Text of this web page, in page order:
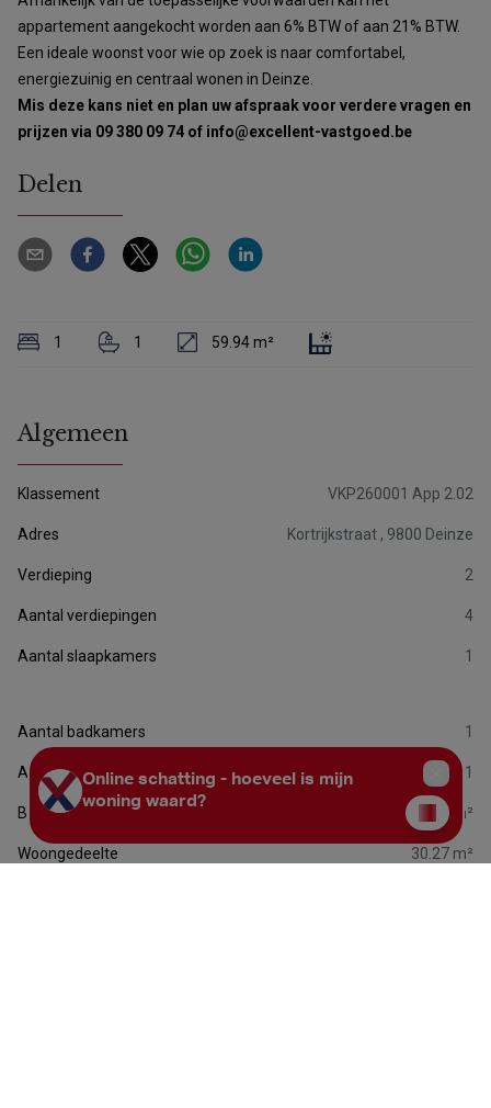
appartement aangekocht worden aan 6% BTW of aan 21% BTW.
Een ideale woonst voor wie op zoek is naar comfortabel,
energiezuinig en centraal wonen in Deinze.
Mis deze kans niet en plan uw afspraak voor verdere vragen en
prijzen via 09 380 09 74 of info@excellent-vastgoed.be
Delen
1 1 59.94 m²
Algemeen
Klassement VKP260001 App 2.02
Adres Kortrijkstraat , 9800 Deinze
Verdieping 2
Aantal verdiepingen 4
Aantal slaapkamers 1
Aantal badkamers 1
Aantal toiletten 1
Bewoonbare oppervlakte 59.94 m²
Woongedeelte 30.27 m²